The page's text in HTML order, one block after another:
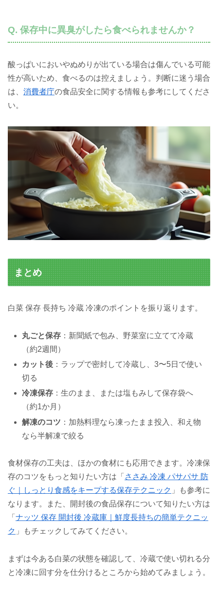
Q. 保存中に異臭がしたら食べられませんか？
酸っぱいにおいやぬめりが出ている場合は傷んでいる可能
性が高いため、食べるのは控えましょう。判断に迷う場合
は、 消費者庁の食品安全に関する情報も参考にしてくださ
い。
まとめ
白菜 保存 長持ち 冷蔵 冷凍のポイントを振り返ります。
丸ごと保存 ：新聞紙で包み、野菜室に立てて冷蔵
（約2週間）
カット後 ：ラップで密封して冷蔵し、3〜5日で使い
切る
冷凍保存 ：生のまま、または塩もみして保存袋へ
（約1か月）
解凍のコツ ：加熱料理なら凍ったまま投入、和え物
なら半解凍で絞る
食材保存の工夫は、ほかの食材にも応用できます。冷凍保
存のコツをもっと知りたい方は「 ささみ 冷凍 パサパサ 防
ぐ｜しっとり食感をキープする保存テクニック 」も参考に
なります。また、開封後の食品保存について知りたい方は
「 ナッツ 保存 開封後 冷蔵庫｜鮮度長持ちの簡単テクニッ
ク 」もチェックしてみてください。
まずは今ある白菜の状態を確認して、冷蔵で使い切れる分
と冷凍に回す分を仕分けるところから始めてみましょう。